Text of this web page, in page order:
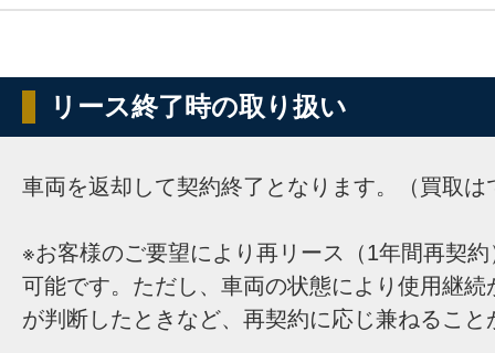
リース終了時の取り扱い
車両を返却して契約終了となります。（買取は
※お客様のご要望により再リース（1年間再契
可能です。ただし、車両の状態により使用継続
が判断したときなど、再契約に応じ兼ねること